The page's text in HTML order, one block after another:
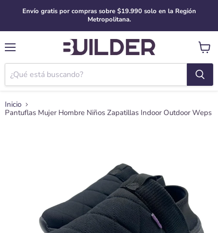
Envío gratis por compras sobre $19.990 solo en la Región
Metropolitana.
Ver
carro
Inicio
Pantuflas Mujer Hombre Niños Zapatillas Indoor Outdoor Weps